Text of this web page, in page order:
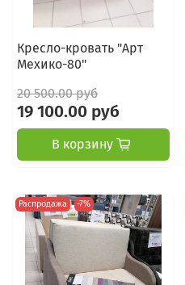
Кресло-кровать "Арт
Мехико-80"
20 500.00 руб
19 100.00 руб
В корзину
Распродажа -7%